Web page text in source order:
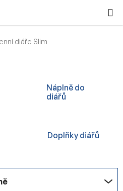
KOŠÍK
diáře Slim
Náplně do
diářů
Doplňky diářů